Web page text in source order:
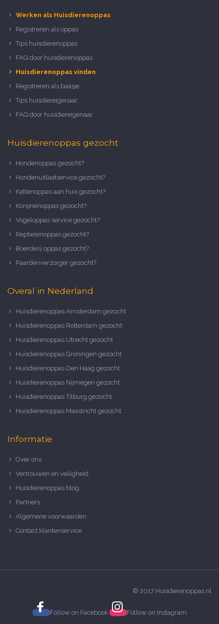
Werken als Huisdierenoppas
Registreren als oppas
Tips huisdierenoppas
FAQ door huisdierenoppas
Huisdierenoppas vinden
Registreren als baasje
Tips huisdiereigenaar
FAQ door huisdiereigenaar
Huisdierenoppas gezocht
Hondenoppas gezocht?
Hondenuitlaatservice gezocht?
Kattenoppas aan huis gezocht?
Konijnenoppas gezocht?
Vogeloppas service gezocht?
Reptielenoppas gezocht?
Boerderij oppas gezocht?
Paardenverzorger gezocht?
Overal in Nederland
Huisdierenoppas Amsterdam gezocht
Huisdierenoppas Rotterdam gezocht
Huisdierenoppas Utrecht gezocht
Huisdierenoppas Groningen gezocht
Huisdierenoppas Den Haag gezocht
Huisdierenoppas Nijmegen gezocht
Huisdierenoppas Tilburg gezocht
Huisdierenoppas Maastricht gezocht
Informatie
Over ons
Vertrouwen en veiligheid
Huisdierenoppas blog
Partners
Algemene voorwaarden
Contact klantenservice
© 2017 Huisdierenoppas.nl
Follow on Facebook Follow on Instagram